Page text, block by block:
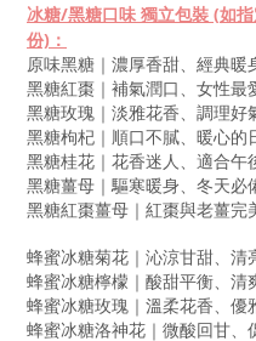
冰糖/黑糖口味 獨立包裝 (如
份)：
原味黑糖｜濃厚香甜、經典暖
黑糖紅棗｜補氣潤口、女性最
黑糖玫瑰｜淡雅花香、調理好
黑糖枸杞｜順口不膩、暖心的
黑糖桂花｜花香迷人、適合午
黑糖薑母｜驅寒暖身、冬天必
黑糖紅棗薑母｜紅棗與老薑完
蜂蜜冰糖菊花｜沁涼甘甜、清
蜂蜜冰糖檸檬｜酸甜平衡、清
蜂蜜冰糖玫瑰｜溫柔花香、優
蜂蜜冰糖洛神花｜微酸回甘、